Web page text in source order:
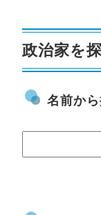
政治家を
名前か